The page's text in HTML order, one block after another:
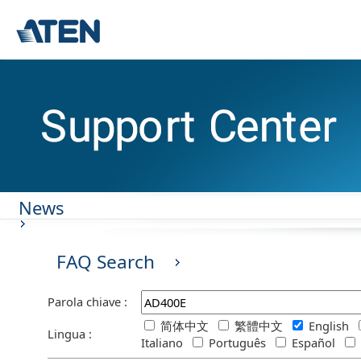
News
FAQ Search
Parola chiave :
Lingua :
简体中文 繁體中文
English
Italiano
Português Español